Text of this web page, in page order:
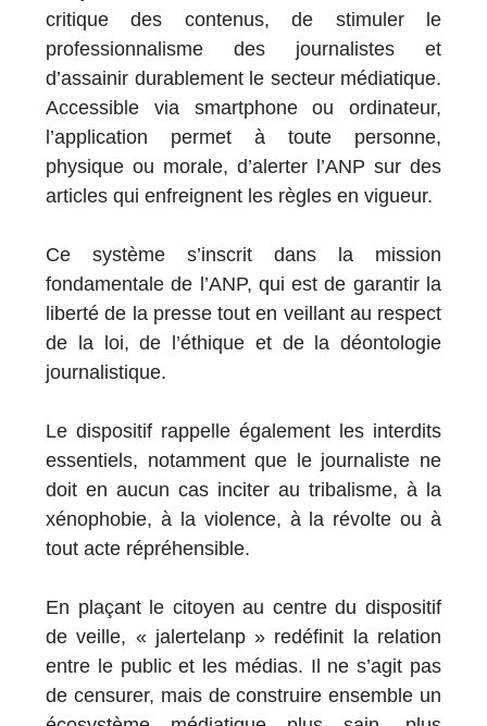
critique des contenus, de stimuler le
professionnalisme des journalistes et
d’assainir durablement le secteur médiatique.
Accessible via smartphone ou ordinateur,
l’application permet à toute personne,
physique ou morale, d’alerter l’ANP sur des
articles qui enfreignent les règles en vigueur.
Ce système s’inscrit dans la mission
fondamentale de l’ANP, qui est de garantir la
liberté de la presse tout en veillant au respect
de la loi, de l’éthique et de la déontologie
journalistique.
Le dispositif rappelle également les interdits
essentiels, notamment que le journaliste ne
doit en aucun cas inciter au tribalisme, à la
xénophobie, à la violence, à la révolte ou à
tout acte répréhensible.
En plaçant le citoyen au centre du dispositif
de veille, « jalertelanp » redéfinit la relation
entre le public et les médias. Il ne s’agit pas
de censurer, mais de construire ensemble un